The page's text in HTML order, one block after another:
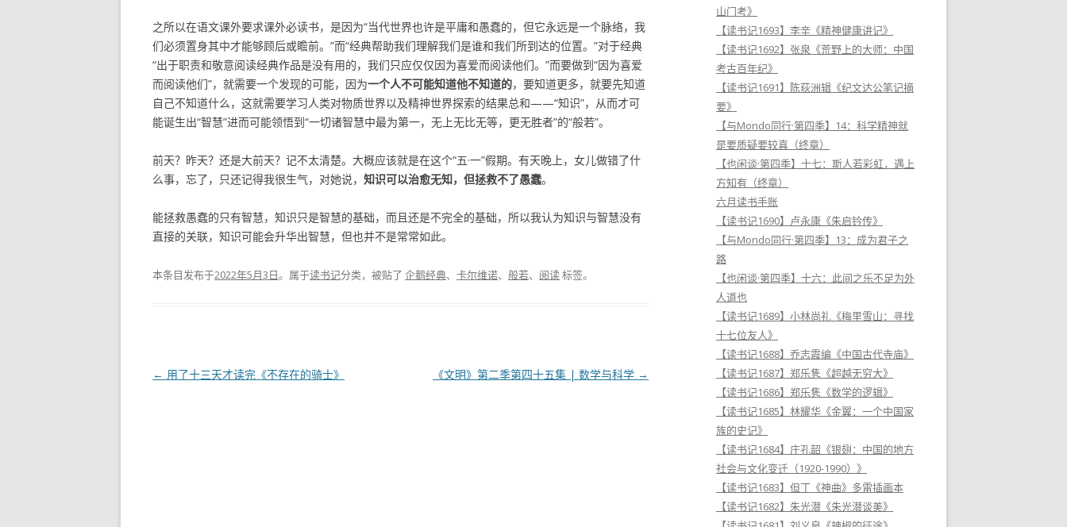
之所以在语文课外要求课外必读书，是因为“当代世界也许是平庸和愚蠢的，但它永远是一个脉络，我
们必须置身其中才能够顾后或瞻前。”而“经典帮助我们理解我们是谁和我们所到达的位置。”对于经典
“出于职责和敬意阅读经典作品是没有用的，我们只应仅仅因为喜爱而阅读他们。”而要做到“因为喜爱
而阅读他们”，就需要一个发现的可能，因为一个人不可能知道他不知道的，要知道更多，就要先知道
自己不知道什么，这就需要学习人类对物质世界以及精神世界探索的结果总和——“知识”，从而才可
能诞生出“智慧”进而可能领悟到“一切诸智慧中最为第一，无上无比无等，更无胜者”的“般若”。
前天？昨天？还是大前天？记不太清楚。大概应该就是在这个“五·一”假期。有天晚上，女儿做错了什
么事，忘了，只还记得我很生气，对她说， 知识可以治愈无知，但拯救不了愚蠢。
能拯救愚蠢的只有智慧，知识只是智慧的基础，而且还是不完全的基础，所以我认为知识与智慧没有
直接的关联，知识可能会升华出智慧，但也并不是常常如此。
本条目发布于2022年5月3日。属于读书记分类，被贴了 企鹅经典、 卡尔维诺、 般若、 阅读标签。
文
← 用了十三天才读完《不存在的骑士》 《文明》第二季第四十五集 | 数学与科学 →
山门考》
【读书记1693】李辛《精神健康讲记》
【读书记1692】张泉《荒野上的大师：中国
考古百年纪》
【读书记1691】陈荻洲辑《纪文达公笔记摘
要》
【与Mondo同行·第四季】14：科学精神就
是要质疑要较真（终章）
【也闲谈·第四季】十七：斯人若彩虹，遇上
方知有（终章）
六月读书手账
【读书记1690】卢永康《朱启钤传》
【与Mondo同行·第四季】13：成为君子之
路
【也闲谈·第四季】十六：此间之乐不足为外
人道也
【读书记1689】小林尚礼《梅里雪山：寻找
十七位友人》
【读书记1688】乔志霞编《中国古代寺庙》
【读书记1687】郑乐隽《超越无穷大》
【读书记1686】郑乐隽《数学的逻辑》
【读书记1685】林耀华《金翼：一个中国家
族的史记》
【读书记1684】庄孔韶《银翅：中国的地方
社会与文化变迁（1920-1990）》
【读书记1683】但丁《神曲》多雷插画本
【读书记1682】朱光潜《朱光潜谈美》